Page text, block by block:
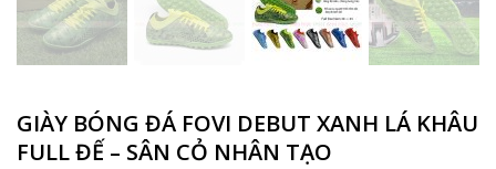
GIÀY BÓNG ĐÁ FOVI DEBUT XANH LÁ KHÂU
FULL ĐẾ – SÂN CỎ NHÂN TẠO